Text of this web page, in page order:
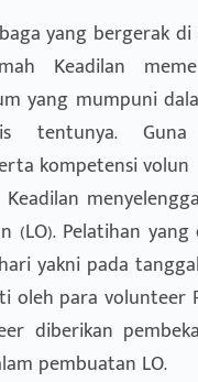
yang bergerak
Keadilan
yang mumpuni
tentunya. Guna
kompetensi volun
(LO). Pelatihan
yakni pada
oleh para volunteer
diberikan
pembuatan LO.